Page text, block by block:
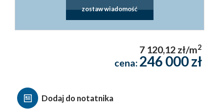
zostaw wiadomość
7 120,12 zł/m2
cena: 246 000 zł
Dodaj do notatnika